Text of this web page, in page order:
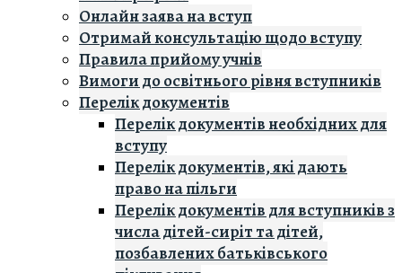
Онлайн заява на вступ
Отримай консультацію щодо вступу
Правила прийому учнів
Вимоги до освітнього рівня вступників
Перелік документів
Перелік документів необхідних для
вступу
Перелік документів, які дають
право на пільги
Перелік документів для вступників з
числа дітей-сиріт та дітей,
позбавлених батьківського